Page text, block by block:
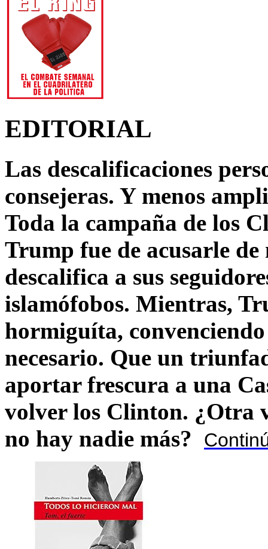
EDITORIAL
Las descalificaciones
consejeras. Y menos
Toda la campaña de los
Trump fue de acusarle
descalifica a sus
islamófobos. Mientras,
hormiguíta,
necesario. Que un
aportar frescura a una
volver los Clinton. ¿Otra
no hay nadie más?